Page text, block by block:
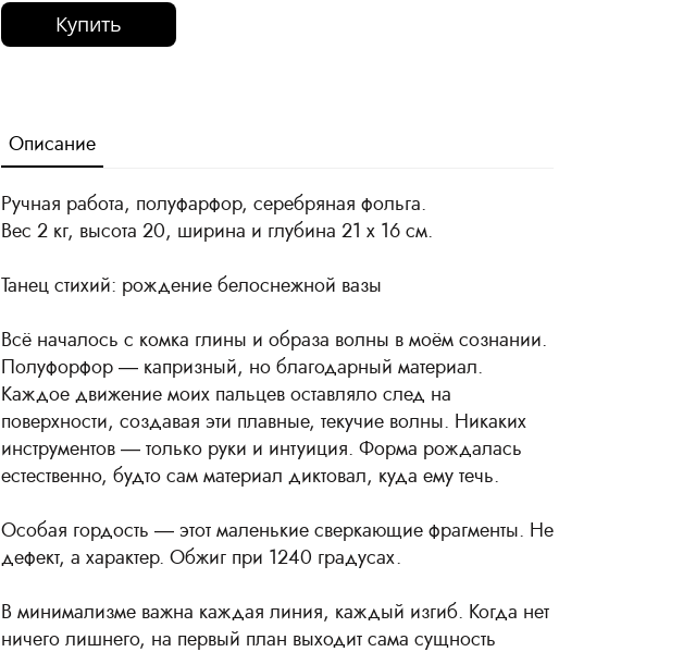
Купить
Описание
Ручная работа, полуфарфор, серебряная фольга.
Вес 2 кг, высота 20, ширина и глубина 21 х 16 см.
Танец стихий: рождение белоснежной вазы
Всё началось с комка глины и образа волны в моём сознании.
Полуфорфор — капризный, но благодарный материал.
Каждое движение моих пальцев оставляло след на
поверхности, создавая эти плавные, текучие волны. Никаких
инструментов — только руки и интуиция. Форма рождалась
естественно, будто сам материал диктовал, куда ему течь.
Особая гордость — этот маленькие сверкающие фрагменты. Не
дефект, а характер. Обжиг при 1240 градусах.
В минимализме важна каждая линия, каждый изгиб. Когда нет
ничего лишнего, на первый план выходит сама сущность